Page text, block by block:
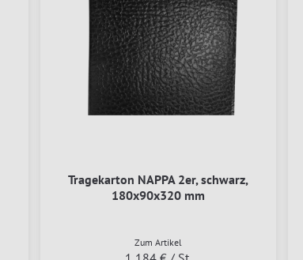
Tragekarton NAPPA 2er, schwarz,
180x90x320 mm
Zum Artikel